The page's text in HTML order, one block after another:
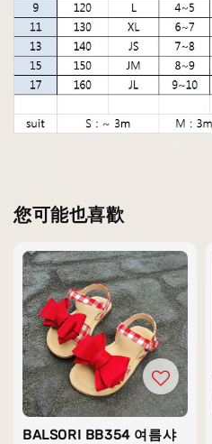
您可能也喜歡
BALSORI BB354 여름샤